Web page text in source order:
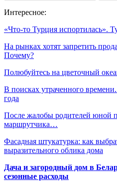
Интересное:
«Что-то Турция испортилась».
На рынках хотят запретить
Почему?
Полюбуйтесь на цветочный
В поисках утраченного
года
После жалобы родителей юной
маршрутчика…
Фасадная штукатурка: как
выразительного облика дома
Дача и загородный дом в
сезонные расходы